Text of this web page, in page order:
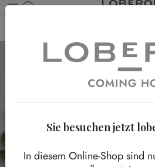
Sie besuchen jetzt
In diesem Online-Shop sind